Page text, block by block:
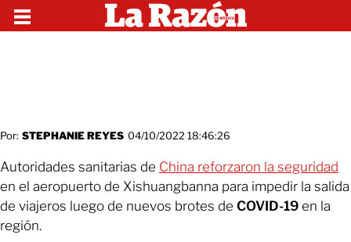
Por: STEPHANIE REYES 04/10/2022 18:46:26
Autoridades sanitarias de China reforzaron la seguridad
en el aeropuerto de Xishuangbanna para impedir la salida
de viajeros luego de nuevos brotes de COVID-19 en la
región.